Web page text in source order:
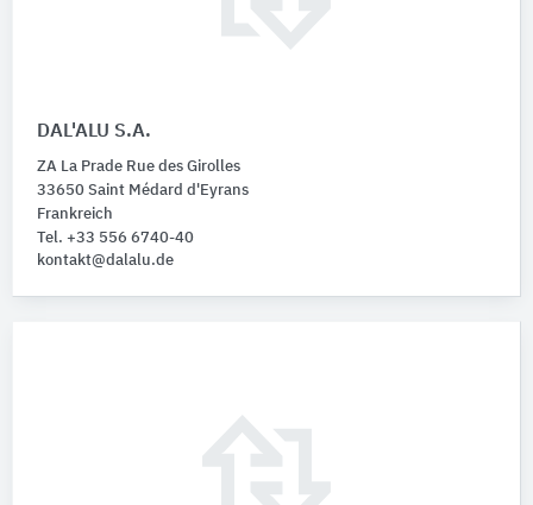
DAL'ALU S.A.
ZA La Prade Rue des Girolles
33650 Saint Médard d'Eyrans
Frankreich
Tel. +33 556 6740-40
kontakt@dalalu.de